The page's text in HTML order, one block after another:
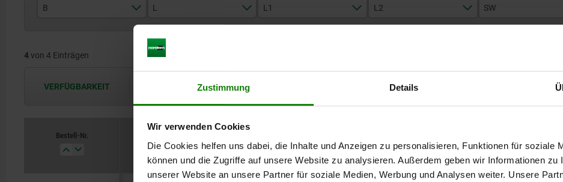
Zustimmung Details
Wir verwenden Cookies
Die Cookies helfen uns dabei, die Inhalte und Anzeigen zu personalisieren, Funktionen für soziale
können und die Zugriffe auf unsere Website zu analysieren. Außerdem geben wir Informationen zu
unserer Website an unsere Partner für soziale Medien, Werbung und Analysen weiter. Unsere
B
20
L L1 L2
291-360
SW
4von 4 Einträgen
VERFÜGBARKEIT Die Verfügbarkeiten werden in regelmäßigen Abständen mehrmals täglich aktualisiert.
Bestell-Nr.
B
L L1 L2 SW Spannkraft max. kN